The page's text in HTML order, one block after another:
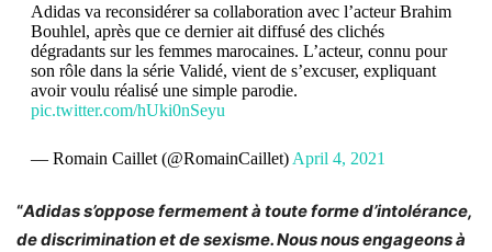
Adidas va reconsidérer sa collaboration avec l’acteur Brahim
Bouhlel, après que ce dernier ait diffusé des clichés
dégradants sur les femmes marocaines. L’acteur, connu pour
son rôle dans la série Validé, vient de s’excuser, expliquant
avoir voulu réalisé une simple parodie.
pic.twitter.com/hUki0nSeyu
— Romain Caillet (@RomainCaillet) April 4, 2021
“Adidas s’oppose fermement à toute forme d’intolérance,
de discrimination et de sexisme. Nous nous engageons à